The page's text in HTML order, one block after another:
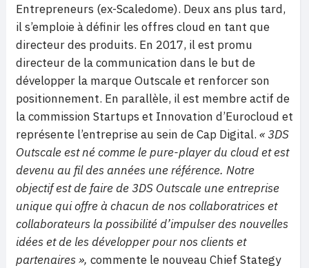
Entrepreneurs (ex-Scaledome). Deux ans plus tard,
il s’emploie à définir les offres cloud en tant que
directeur des produits. En 2017, il est promu
directeur de la communication dans le but de
développer la marque Outscale et renforcer son
positionnement. En parallèle, il est membre actif de
la commission Startups et Innovation d’Eurocloud et
représente l’entreprise au sein de Cap Digital. « 3DS
Outscale est né comme le pure-player du cloud et est
devenu au fil des années une référence. Notre
objectif est de faire de 3DS Outscale une entreprise
unique qui offre à chacun de nos collaboratrices et
collaborateurs la possibilité d’impulser des nouvelles
idées et de les développer pour nos clients et
partenaires », commente le nouveau Chief Stategy